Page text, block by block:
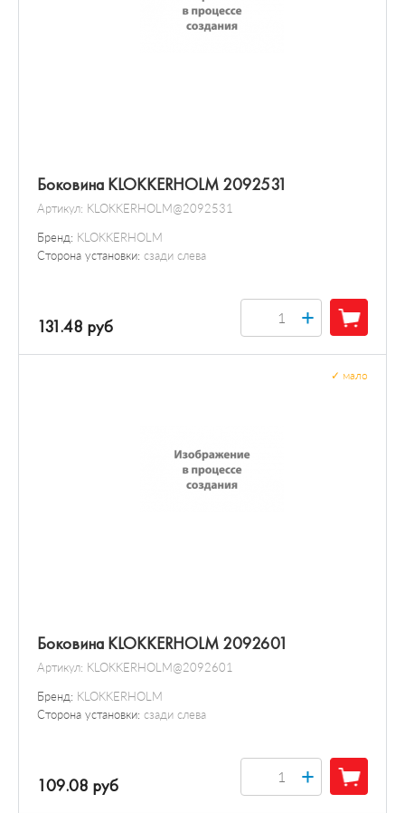
Боковина KLOKKERHOLM 2092531
Артикул: KLOKKERHOLM@2092531
Бренд: KLOKKERHOLM
Сторона установки: сзади слева
131.48 руб +
Боковина KLOKKERHOLM 2092601
Артикул: KLOKKERHOLM@2092601
Бренд: KLOKKERHOLM
Сторона установки: сзади слева
мало
109.08 руб +